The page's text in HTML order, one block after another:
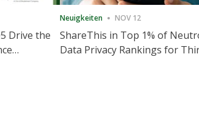
Drive the
Neuigkeiten NOV 12
ShareThis in Top 1% of
Data Privacy Rankings for